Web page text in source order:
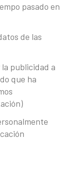
pasado en
de las
publicidad a
que ha